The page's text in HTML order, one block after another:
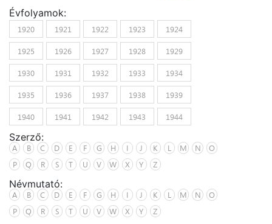
Évfolyamok:
1920 1921 1922 1923
1924
1925
1926 1927 1928
1929
1930
1931 1932 1933
1934
1935
1936 1937 1938
1939
1940
1941 1942 1943 1944
Szerző:
A B C D E F G H I J K L M N
O
P
Q R S T U V W X Y Z
Névmutató:
A B C D E F G H I J K L M N
O
P
Q R S T U V W X Y Z